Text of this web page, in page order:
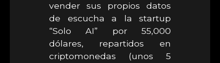
vender sus propios datos
de escucha a la startup
“Solo AI” por 55,000
dólares, repartidos en
criptomonedas (unos 5